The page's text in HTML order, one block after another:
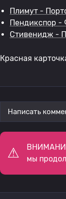
Плимут -
Пендикспор -
Стивенидж -
Красная
Написать
мы